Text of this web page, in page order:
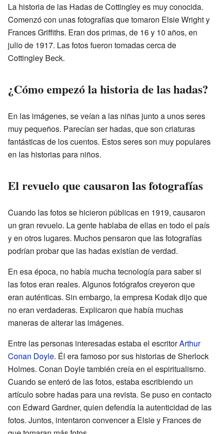
La historia de las Hadas de Cottingley es muy conocida.
Comenzó con unas fotografías que tomaron Elsie Wright y
Frances Griffiths. Eran dos primas, de 16 y 10 años, en
julio de 1917. Las fotos fueron tomadas cerca de
Cottingley Beck.
¿Cómo empezó la historia de las hadas?
En las imágenes, se veían a las niñas junto a unos seres
muy pequeños. Parecían ser hadas, que son criaturas
fantásticas de los cuentos. Estos seres son muy populares
en las historias para niños.
El revuelo que causaron las fotografías
Cuando las fotos se hicieron públicas en 1919, causaron
un gran revuelo. La gente hablaba de ellas en todo el país
y en otros lugares. Muchos pensaron que las fotografías
podrían probar que las hadas existían de verdad.
En esa época, no había mucha tecnología para saber si
las fotos eran reales. Algunos fotógrafos creyeron que
eran auténticas. Sin embargo, la empresa Kodak dijo que
no eran verdaderas. Explicaron que había muchas
maneras de alterar las imágenes.
Entre las personas interesadas estaba el escritorArthur
Conan Doyle. Él era famoso por sus historias de Sherlock
Holmes. Conan Doyle también creía en el espiritualismo.
Cuando se enteró de las fotos, estaba escribiendo un
artículo sobre hadas para una revista. Se puso en contacto
con Edward Gardner, quien defendía la autenticidad de las
fotos. Juntos, intentaron convencer a Elsie y Frances de